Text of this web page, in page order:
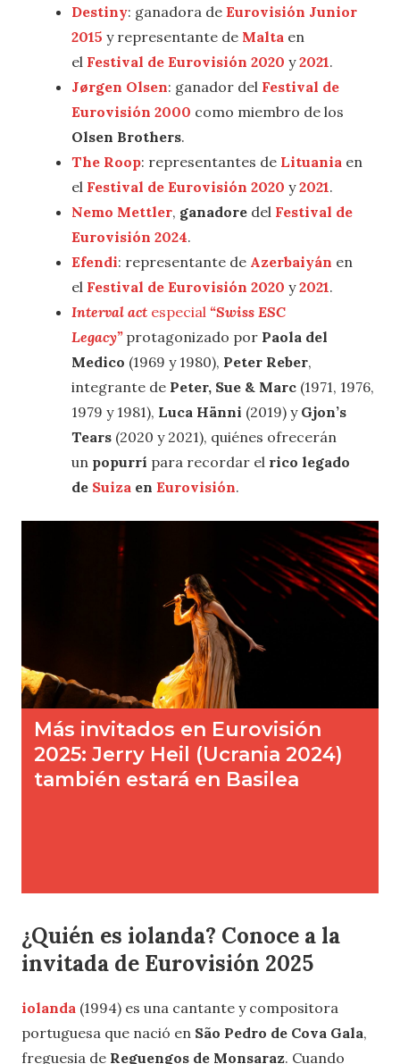
Destiny: ganadora de Eurovisión Junior
2015 y representante de Malta en
el Festival de Eurovisión 2020 y2021.
Jørgen Olsen: ganador del Festival de
Eurovisión 2000 como miembro de los
Olsen Brothers.
The Roop: representantes de Lituania en
el Festival de Eurovisión 2020 y2021.
Nemo Mettler, ganadore del Festival de
Eurovisión 2024.
Efendi: representante de Azerbaiyán en
el Festival de Eurovisión 2020 y2021.
Interval act especial “Swiss ESC
Legacy”protagonizado por Paola del
Medico (1969 y 1980), Peter Reber,
integrante de Peter, Sue & Marc (1971, 1976,
1979 y 1981), Luca Hänni (2019) y Gjon’s
Tears (2020 y 2021), quiénes ofrecerán
un popurrí para recordar el rico legado
de Suiza en Eurovisión.
¿Quién es iolanda? Conoce a la
invitada de Eurovisión 2025
iolanda (1994) es una cantante y compositora
portuguesa que nació en São Pedro de Cova Gala,
freguesia de Reguengos de Monsaraz. Cuando